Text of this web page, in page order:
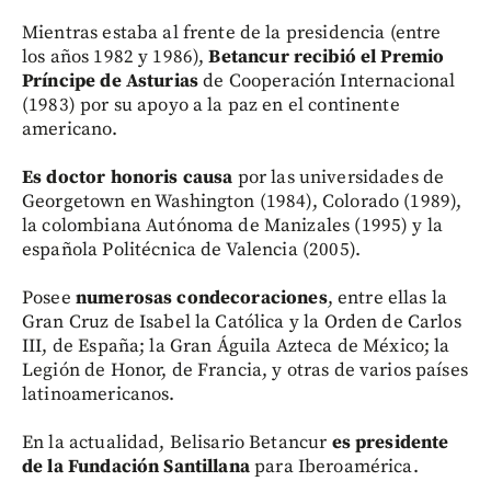
Mientras estaba al frente de la presidencia (entre
los años 1982 y 1986),Betancur recibió el Premio
Príncipe de Asturiasde Cooperación Internacional
(1983) por su apoyo a la paz en el continente
americano.
Es doctor honoris causa por las universidades de
Georgetown en Washington (1984), Colorado (1989),
la colombiana Autónoma de Manizales (1995) y la
española Politécnica de Valencia (2005).
Posee numerosas condecoraciones, entre ellas la
Gran Cruz de Isabel la Católica y la Orden de Carlos
III, de España; la Gran Águila Azteca de México; la
Legión de Honor, de Francia, y otras de varios países
latinoamericanos.
En la actualidad, Belisario Betancur es presidente
de la Fundación Santillanapara Iberoamérica.